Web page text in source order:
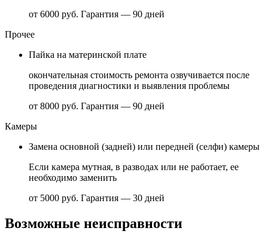
от 6000 руб. Гарантия — 90 дней
Прочее
Пайка на материнской плате
окончательная стоимость ремонта озвучивается после
проведения диагностики и выявления проблемы
от 8000 руб. Гарантия — 90 дней
Камеры
Замена основной (задней) или передней (селфи) камеры
Если камера мутная, в разводах или не работает, ее
необходимо заменить
от 5000 руб. Гарантия — 30 дней
Возможные неисправности